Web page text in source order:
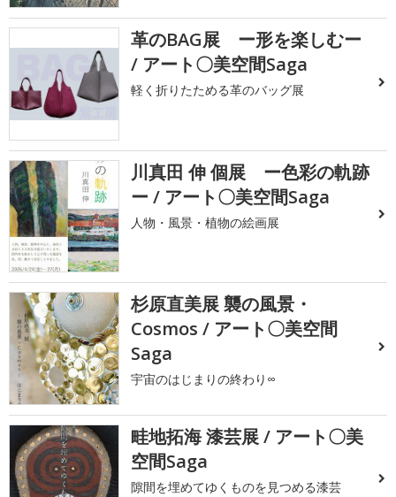
革のBAG展 ー形を楽しむー
/ アート〇美空間Saga
軽く折りたためる革のバッグ展
川真田 伸 個展 ー色彩の軌跡
ー / アート〇美空間Saga
人物・風景・植物の絵画展
杉原直美展 襲の風景・
Cosmos / アート〇美空間
Saga
宇宙のはじまりの終わり∞
畦地拓海 漆芸展 / アート〇美
空間Saga
隙間を埋めてゆくものを見つめる漆芸